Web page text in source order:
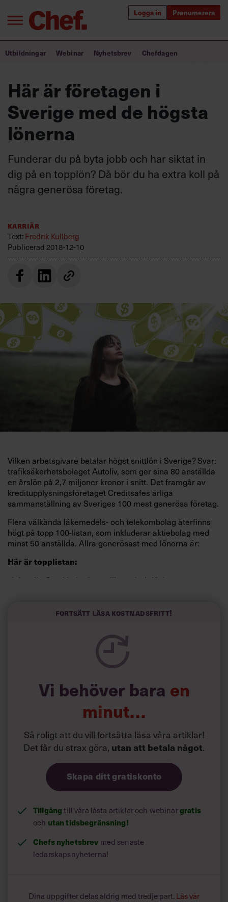
Logga in Prenumerera
Logga in
Annonsera
Kundservice
Villkor och policy för
personuppgiftsbehandling
Bra ledare förändrar världen
Utbildning för ledare
Chefakademin+
Utbildningar Webinar Nyhetsbrev Chefdagen
Här är företagen i
Sverige med de högsta
lönerna
Funderar du på byta jobb och har siktat in
dig på en topplön? Då bör du ha extra koll på
några generösa företag.
Karriär
Text: Fredrik Kullberg
Publicerad 2018-12-10
Vilken arbetsgivare betalar högst snittlön i Sverige? Svar:
trafiksäkerhetsbolaget Autoliv, som ger sina 80 anställda
en årslön på 2,7 miljoner kronor i snitt. Det framgår av
kreditupplysningsföretaget Creditsafes årliga
sammanställning av Sveriges 100 mest generösa företag.
Flera välkända läkemedels- och telekombolag återfinns
högt på topp 100-listan, som inkluderar aktiebolag med
minst 50 anställda. Allra generösast med lönerna är:
Här är topplistan:
1) Autoliv, Stockholm (2,7 miljoner/snittlön)
Fortsätt läsa kostnadsfritt!
Vi behöver bara en
minut…
Så roligt att du vill fortsätta läsa våra artiklar!
Det får du strax göra, utan att betala något.
Skapa ditt gratiskonto
Tillgång till våra låsta artiklar och webinargratis
och utan tidsbegränsning!
Chefs nyhetsbrev med senaste
ledarskapsnyheterna!
Dina uppgifter delas aldrig med tredje part. Läs vår